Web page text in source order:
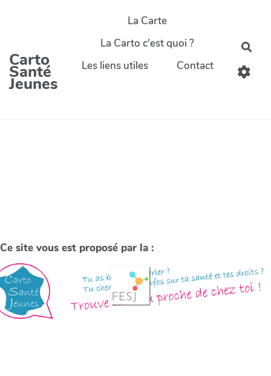
Carto
Santé
Jeunes
La Carte
La Carto c'est quoi ?
Les liens utiles
Contact
Ce site vous est proposé par la :